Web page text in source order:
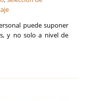
puede suponer
y no solo a nivel de